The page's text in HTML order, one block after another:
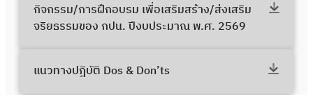
กิจกรรม/การฝึกอบรม เพื่อเสริมสร้าง/ส่งเสริม
จริยธรรมของ กปน. ปีงบประมาณ พ.ศ. 2569
แนวทางปฎิบัติ Dos & Don’ts